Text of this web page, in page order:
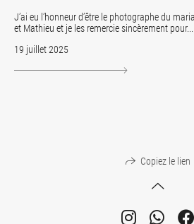
J’ai eu l’honneur d’être le photographe du
et Mathieu et je les remercie sincèrement pour...
19 juillet 2025
Copiez le lien